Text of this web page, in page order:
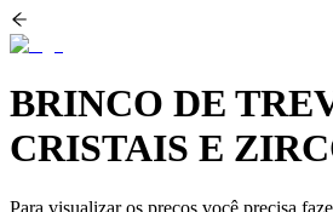
BRINCO DE
CRISTAIS E
Para visualizar os preços você precisa